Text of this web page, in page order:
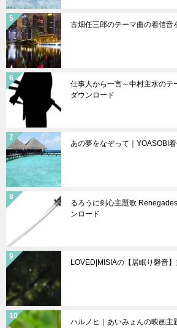
古畑任三郎のテーマ曲の着信音
仕事人から一言～中村主水のテ
ダウンロード
あの夢をなぞって｜YOASOBI
るろうに剣心主題歌
ンロード
LOVED|MISIAの【居眠り磐音
ハルノヒ｜あいみょんの映画主